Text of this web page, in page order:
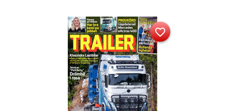
favorite_border